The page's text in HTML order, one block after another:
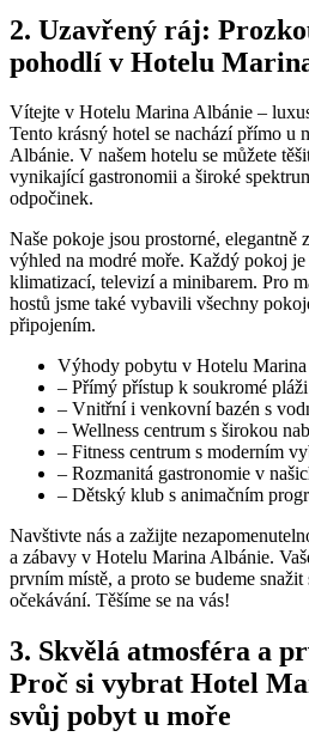
2. Uzavřený ‍ráj:
pohodlí‌ v ⁤Hotelu
Vítejte v Hotelu Marina Albánie⁤ –
Tento ⁤krásný⁣ hotel‌ se nachází přímo u
Albánie. ⁢V našem hotelu ​se můžete
vynikající gastronomii ⁣a široké
odpočinek.
Naše pokoje jsou​ prostorné, elegantně
výhled na​ modré moře.⁤ Každý pokoj
klimatizací, televizí⁤ a⁢ minibarem. Pro
‌hostů⁢ jsme také vybavili⁣ všechny
připojením.
Výhody pobytu v ​Hotelu
– Přímý ‌přístup k‌ soukromé
– Vnitřní i‌ venkovní bazén s‍
– Wellness centrum​ s‍ širokou
– Fitness centrum‌ s ⁢moderním
– Rozmanitá⁣ gastronomie v
– Dětský klub s animačním
Navštivte ⁤nás a zažijte
a​ zábavy ⁣v Hotelu Marina​ Albánie.
prvním místě, a⁤ proto se budeme snažit
očekávání. Těšíme se⁢ na vás!
3. Skvělá atmosféra ‍a‍
Proč si vybrat Hotel
svůj pobyt u moře